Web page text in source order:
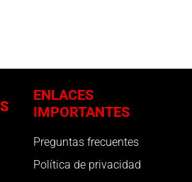
ENLACES
IMPORTANTES
Preguntas frecuentes
Política de privacidad